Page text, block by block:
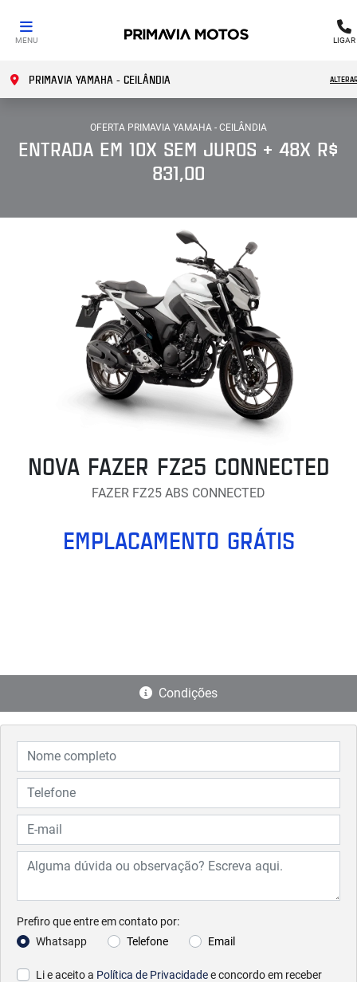
MENU LIGAR
PRIMAVIA YAMAHA - CEILÂNDIA
OFERTA PRIMAVIA YAMAHA - CEILÂNDIA
ENTRADA EM 10X SEM JUROS + 48X R$
831,00
NOVA FAZER FZ25 CONNECTED
FAZER FZ25 ABS CONNECTED
EMPLACAMENTO GRÁTIS
Condições
Prefiro que entre em contato por:
Whatsapp
Telefone Email
Li e aceito a Política de Privacidadee concordo em receber